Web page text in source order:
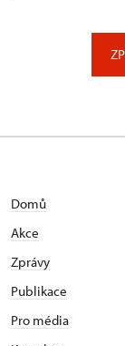
Domů
Akce
Zprávy
Publikace
Pro média